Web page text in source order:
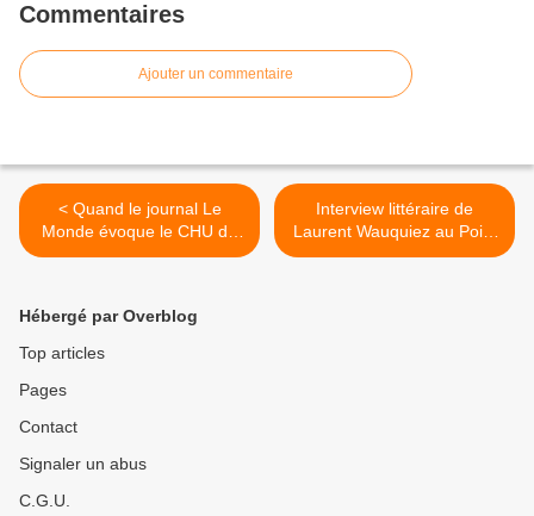
Commentaires
Ajouter un commentaire
< Quand le journal Le
Monde évoque le CHU de
Guadeloupe.
Interview littéraire de
Laurent Wauquiez au Point
11 mars 2018. >
Hébergé par Overblog
Top articles
Pages
Contact
Signaler un abus
C.G.U.